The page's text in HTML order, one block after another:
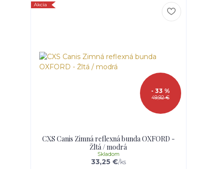
Akcia
49,92 €
- 33 %
CXS Canis Zimná reflexná bunda OXFORD -
Žltá / modrá
33,25 €/ks
Skladom